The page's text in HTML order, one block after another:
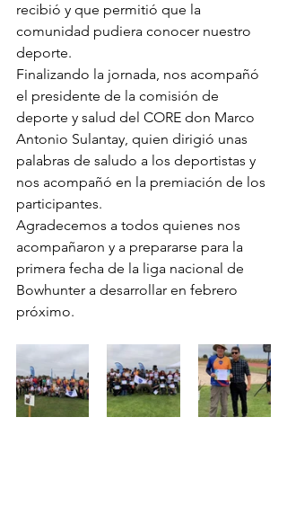
recibió y que permitió que la
comunidad pudiera conocer nuestro
deporte.
Finalizando la jornada, nos acompañó
el presidente de la comisión de
deporte y salud del CORE don Marco
Antonio Sulantay, quien dirigió unas
palabras de saludo a los deportistas y
nos acompañó en la premiación de los
participantes.
Agradecemos a todos quienes nos
acompañaron y a prepararse para la
primera fecha de la liga nacional de
Bowhunter a desarrollar en febrero
próximo.